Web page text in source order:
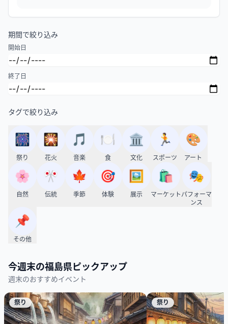
期間で絞り込み
開始日
終了日
タグで絞り込み
🎆
祭り
🎇
花火
🎵
音楽
🍽️
食
🏛️
文化
🏃
スポーツ
🎨
アート
🌸
自然
🎌
伝統
🍁
季節
🎯
体験
🖼️
展示
🛍️
マーケット
🎭
パフォーマ
ンス
📌
その他
今週末の福島県 ピックアップ
週末のおすすめイベント
祭り 祭り